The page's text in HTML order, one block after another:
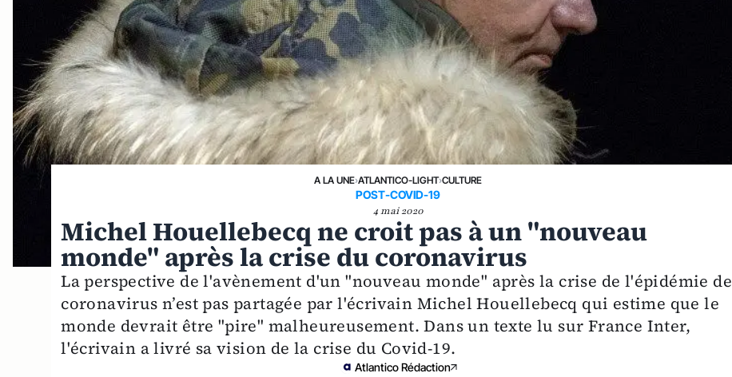
A LA UNE›ATLANTICO-LIGHT›CULTURE
POST-COVID-19
4 mai 2020
Michel Houellebecq ne croit pas à un "nouveau
monde" après la crise du coronavirus
La perspective de l'avènement d'un "nouveau monde" après la crise de l'épidémie de
coronavirus n’est pas partagée par l'écrivain Michel Houellebecq qui estime que le
monde devrait être "pire" malheureusement. Dans un texte lu sur France Inter,
l'écrivain a livré sa vision de la crise du Covid-19.
Atlantico Rédaction